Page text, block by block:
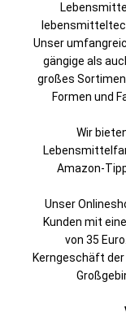
Unser
gängige als
großes
Formen und
Wir
Amazon-
Unser
Kunden mit
von 35
Kerngeschäft